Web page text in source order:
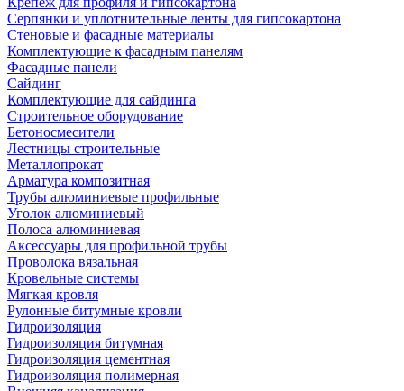
Серпянки и уплотнительные ленты для гипсокартона
Стеновые и фасадные материалы
Комплектующие к фасадным панелям
Фасадные панели
Сайдинг
Комплектующие для сайдинга
Строительное оборудование
Бетоносмесители
Лестницы строительные
Металлопрокат
Арматура композитная
Трубы алюминиевые профильные
Уголок алюминиевый
Полоса алюминиевая
Аксессуары для профильной трубы
Проволока вязальная
Кровельные системы
Мягкая кровля
Рулонные битумные кровли
Гидроизоляция
Гидроизоляция битумная
Гидроизоляция цементная
Гидроизоляция полимерная